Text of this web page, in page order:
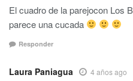
El cuadro de la parejocon Los
parece una cucada
Responder
Laura Paniagua 4 años ago